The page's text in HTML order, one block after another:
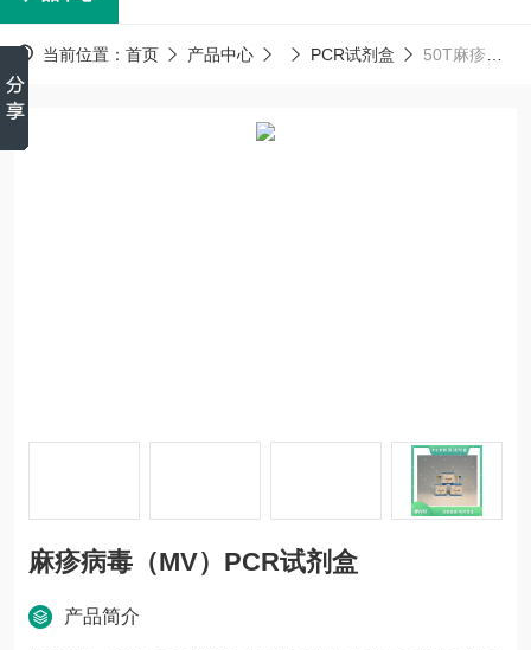
当前位置： 首页 产品中心 PCR试剂盒 50T麻疹病毒（MV）PCR试剂盒
麻疹病毒（MV）PCR试剂盒
产品简介